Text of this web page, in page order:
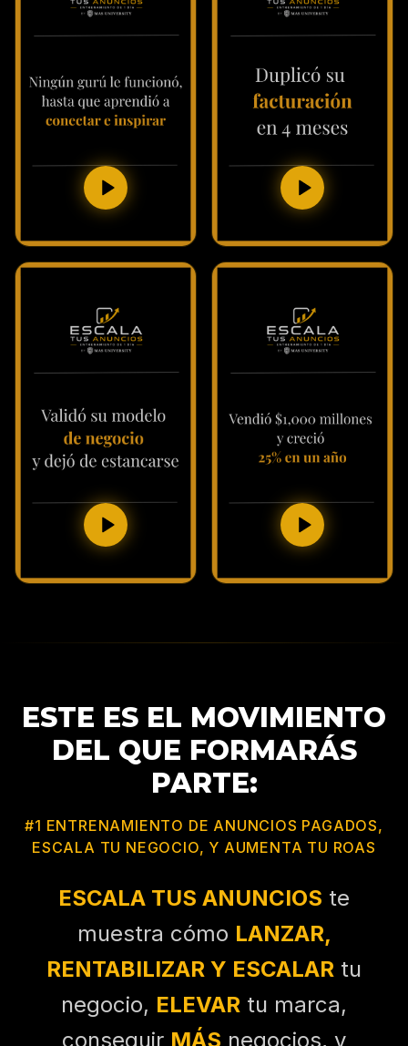
ESTE ES EL MOVIMIENTO
DEL QUE FORMARÁS
PARTE:
#1 ENTRENAMIENTO DE ANUNCIOS PAGADOS,
ESCALA TU NEGOCIO, Y AUMENTA TU ROAS
ESCALA TUS ANUNCIOS te
muestra cómo LANZAR,
RENTABILIZAR Y ESCALAR tu
negocio, ELEVAR tu marca,
conseguir MÁS negocios, y